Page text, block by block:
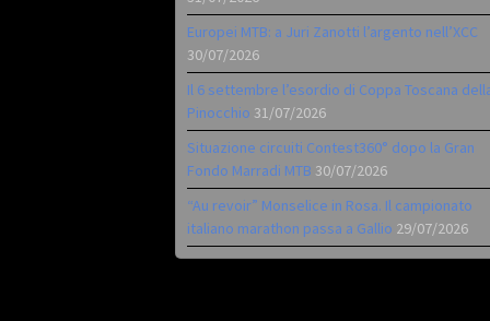
Europei MTB: a Juri Zanotti l’argento nell’XCC
30/07/2026
Il 6 settembre l’esordio di Coppa Toscana
Pinocchio 31/07/2026
Situazione circuiti Contest360° dopo la Gran
Fondo Marradi MTB 30/07/2026
“Au revoir” Monselice in Rosa. Il campionato
italiano marathon passa a Gallio 29/07/2026